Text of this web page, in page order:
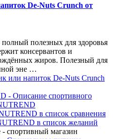
De-Nuts Crunch от
полезных для здоровья
консервантов и
жиров. Полезный для
эне …
в список сравнения
в список желаний